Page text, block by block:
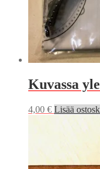
Kuvassa
4,00 € Lisää